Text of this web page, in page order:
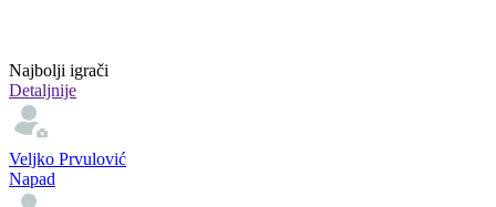
Najbolji igrači
Detaljnije
Veljko Prvulović
Napad